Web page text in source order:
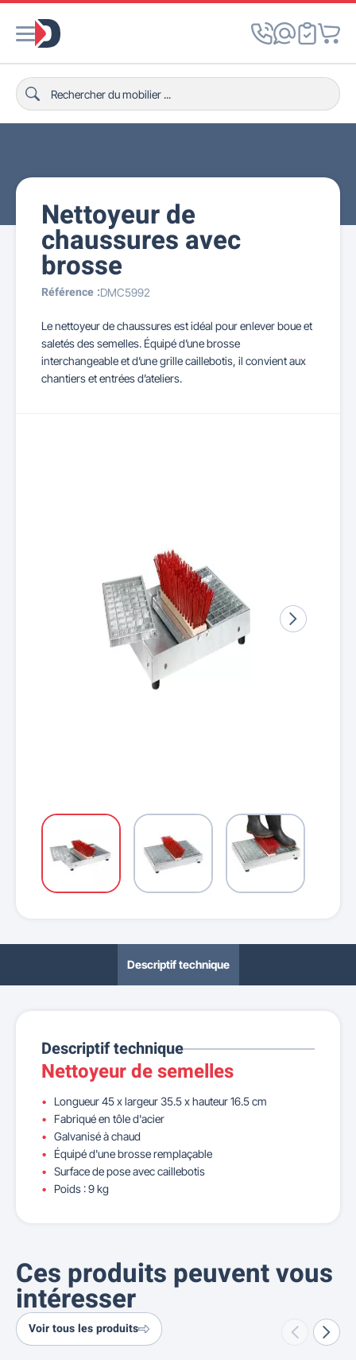
Nettoyeur de
chaussures avec
brosse
Référence :DMC5992
Le nettoyeur de chaussures est idéal pour enlever boue et
saletés des semelles. Équipé d’une brosse
interchangeable et d’une grille caillebotis, il convient aux
chantiers et entrées d’ateliers.
Descriptif technique
Descriptif technique
Nettoyeur de semelles
Longueur 45 x largeur 35.5 x hauteur 16.5 cm
Fabriqué en tôle d'acier
Galvanisé à chaud
Équipé d'une brosse remplaçable
Surface de pose avec caillebotis
Poids : 9 kg
Ces produits peuvent vous
intéresser
Voir tous les produits